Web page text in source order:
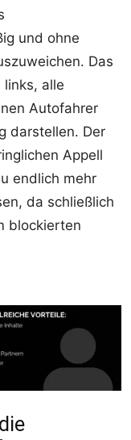
und ohne
Das
links, alle
Autofahrer
darstellen. Der
Appell
endlich mehr
da schließlich
blockierten